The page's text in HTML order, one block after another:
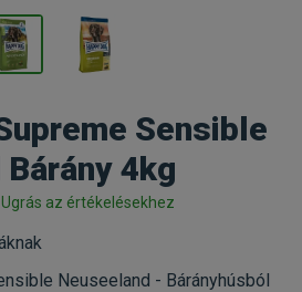
Sensible
4kg
Ugrás az értékelésekhez
Neuseeland - Bárányhúsból